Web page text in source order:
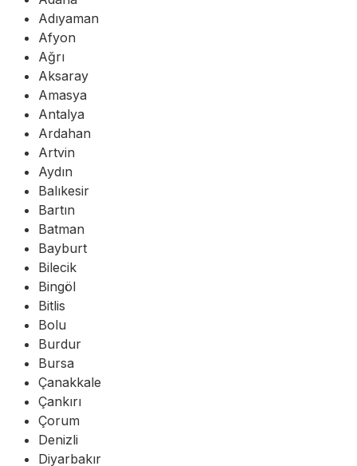
Adıyaman
Afyon
Ağrı
Aksaray
Amasya
Antalya
Ardahan
Artvin
Aydın
Balıkesir
Bartın
Batman
Bayburt
Bilecik
Bingöl
Bitlis
Bolu
Burdur
Bursa
Çanakkale
Çankırı
Çorum
Denizli
Diyarbakır